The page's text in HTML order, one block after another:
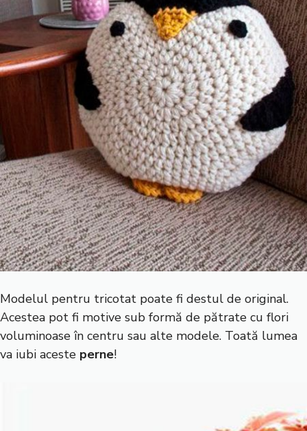
Modelul pentru tricotat poate fi destul de original.
Acestea pot fi motive sub formă de pătrate cu flori
voluminoase în centru sau alte modele. Toată lumea
va iubi aceste perne!